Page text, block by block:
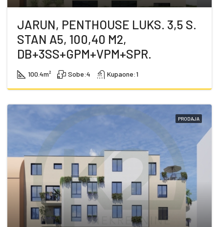
JARUN, PENTHOUSE LUKS. 3,5 S.
STAN A5, 100,40 M2,
DB+3SS+GPM+VPM+SPR.
100.4m² Sobe:4 Kupaone:1
PRODAJA